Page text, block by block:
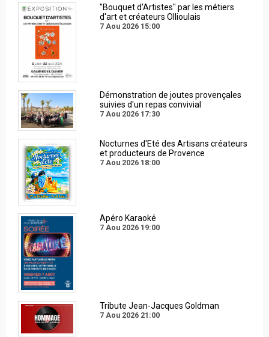
"Bouquet d'Artistes" par les métiers
d'art et créateurs Ollioulais
7 Aou 2026 15:00
Démonstration de joutes provençales
suivies d'un repas convivial
7 Aou 2026 17:30
Nocturnes d'Eté des Artisans créateurs
et producteurs de Provence
7 Aou 2026 18:00
Apéro Karaoké
7 Aou 2026 19:00
Tribute Jean-Jacques Goldman
7 Aou 2026 21:00